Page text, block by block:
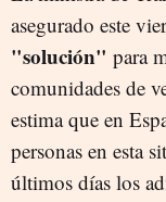
asegurado este
"solución" para
comunidades de
estima que en
personas en esta
últimos días los